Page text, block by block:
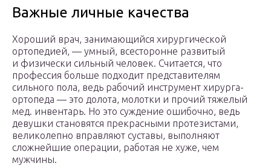
Важные личные качества
Хороший врач, занимающийся хирургической
ортопедией, — умный, всесторонне развитый
и физически сильный человек. Считается, что
профессия больше подходит представителям
сильного пола, ведь рабочий инструмент хирурга-
ортопеда — это долота, молотки и прочий тяжелый
мед. инвентарь. Но это суждение ошибочно, ведь
девушки становятся прекрасными протезистами,
великолепно вправляют суставы, выполняют
сложнейшие операции, работая не хуже, чем
мужчины.